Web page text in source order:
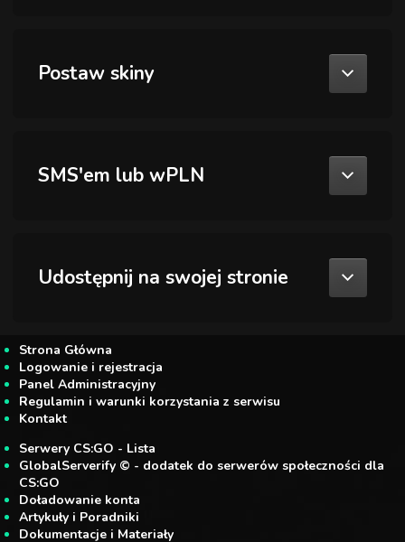
Postaw skiny
SMS'em lub wPLN
Udostępnij na swojej stronie
Strona Główna
Logowanie i rejestracja
Panel Administracyjny
Regulamin i warunki korzystania z serwisu
Kontakt
Serwery CS:GO - Lista
GlobalServerify © - dodatek do serwerów społeczności dla
CS:GO
Doładowanie konta
Artykuły i Poradniki
Dokumentacje i Materiały